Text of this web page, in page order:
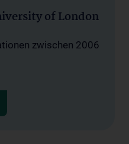
of London
zwischen 2006